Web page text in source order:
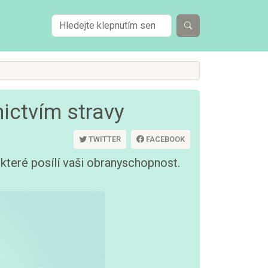
stravy
TWITTER FACEBOOK
posílí vaši obranyschopnost.